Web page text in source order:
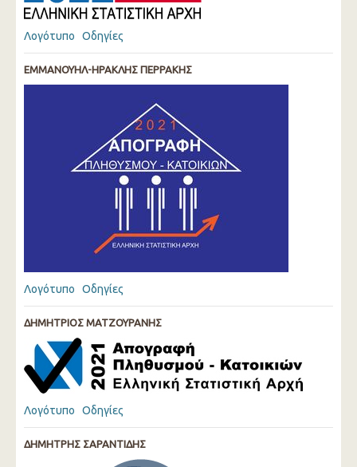
Λογότυπο Οδηγίες
ΕΜΜΑΝΟΥΗΛ-ΗΡΑΚΛΗΣ ΠΕΡΡΑΚΗΣ
Λογότυπο Οδηγίες
ΔΗΜΗΤΡΙΟΣ ΜΑΤΖΟΥΡΑΝΗΣ
Λογότυπο Οδηγίες
ΔΗΜΗΤΡΗΣ ΣΑΡΑΝΤΙΔΗΣ